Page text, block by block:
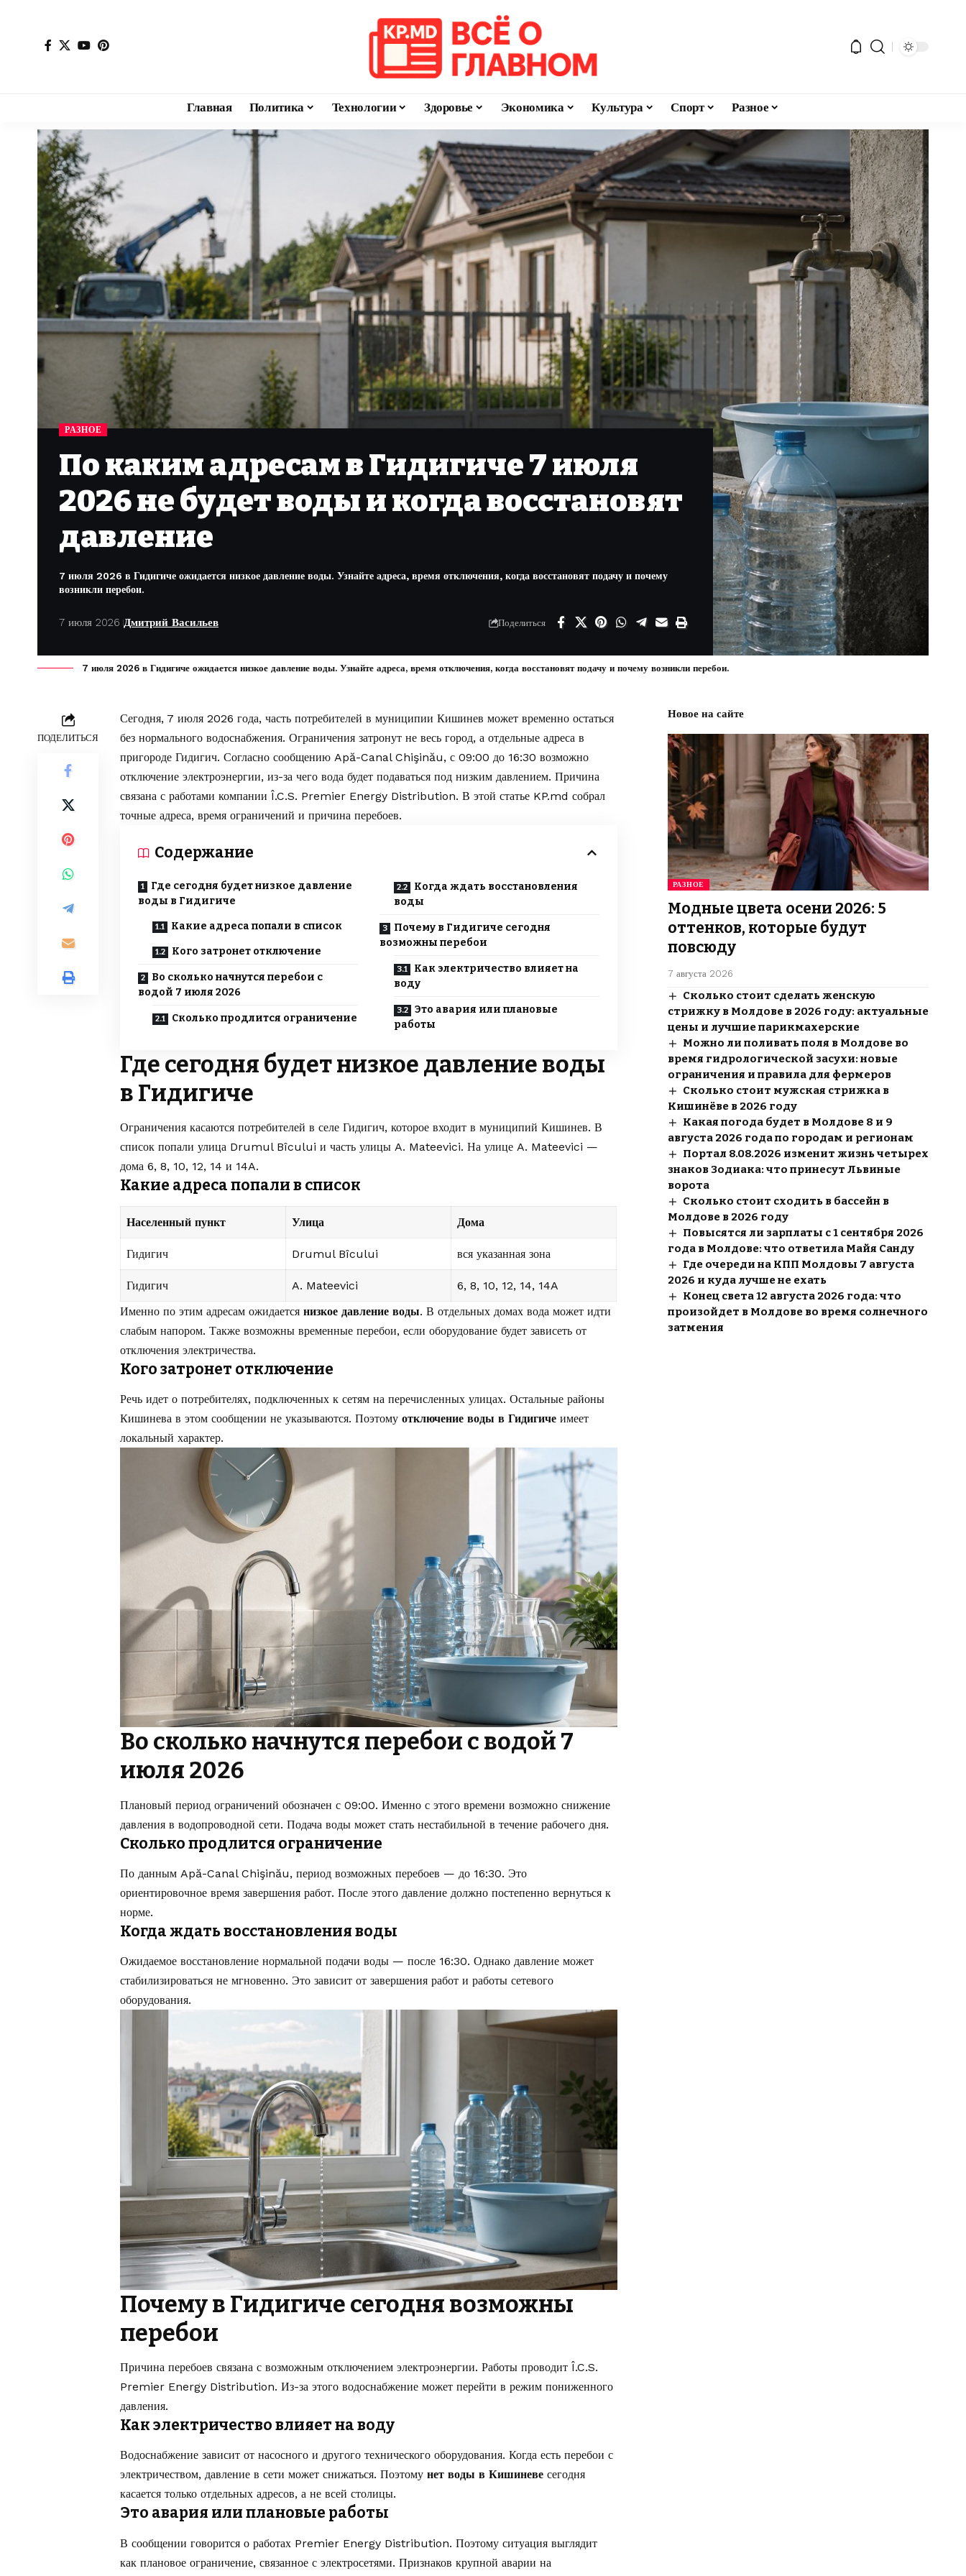
Главная Политика Технологии Здоровье Экономика Культура Спорт Разное
РАЗНОЕ
По каким адресам в Гидигиче 7 июля
2026 не будет воды и когда восстановят
давление
7 июля 2026 в Гидигиче ожидается низкое давление воды. Узнайте адреса, время отключения, когда восстановят подачу и почему
возникли перебои.
7 июля 2026 Дмитрий Васильев Поделиться
7 июля 2026 в Гидигиче ожидается низкое давление воды. Узнайте адреса, время отключения, когда восстановят подачу и почему возникли перебои.
ПОДЕЛИТЬСЯ
Сегодня, 7 июля 2026 года, часть потребителей в муниципии Кишинев может временно остаться
без нормального водоснабжения. Ограничения затронут не весь город, а отдельные адреса в
пригороде Гидигич. Согласно сообщению Apă-Canal Chişinău, с 09:00 до 16:30 возможно
отключение электроэнергии, из-за чего вода будет подаваться под низким давлением. Причина
связана с работами компании Î.C.S. Premier Energy Distribution. В этой статье KP.md собрал
точные адреса, время ограничений и причина перебоев.
Содержание
Где сегодня будет низкое давление
воды в Гидигиче
Какие адреса попали в список
Кого затронет отключение
Во сколько начнутся перебои с
водой 7 июля 2026
Сколько продлится ограничение
Когда ждать восстановления
воды
Почему в Гидигиче сегодня
возможны перебои
Как электричество влияет на
воду
Это авария или плановые
работы
Где сегодня будет низкое давление воды
в Гидигиче
Ограничения касаются потребителей в селе Гидигич, которое входит в муниципий Кишинев. В
список попали улица Drumul Bîcului и часть улицы A. Mateevici. На улице A. Mateevici —
дома 6, 8, 10, 12, 14 и 14A.
Какие адреса попали в список
Населенный пункт Улица Дома
Гидигич Drumul Bîcului вся указанная зона
Гидигич A. Mateevici
6, 8, 10, 12, 14, 14A
Именно по этим адресам ожидается низкое давление воды. В отдельных домах вода может идти
слабым напором. Также возможны временные перебои, если оборудование будет зависеть от
отключения электричества.
Кого затронет отключение
Речь идет о потребителях, подключенных к сетям на перечисленных улицах. Остальные районы
Кишинева в этом сообщении не указываются. Поэтому отключение воды в Гидигиче имеет
локальный характер.
Во сколько начнутся перебои с водой 7
июля 2026
Плановый период ограничений обозначен с 09:00. Именно с этого времени возможно снижение
давления в водопроводной сети. Подача воды может стать нестабильной в течение рабочего дня.
Сколько продлится ограничение
По данным Apă-Canal Chişinău, период возможных перебоев — до 16:30. Это
ориентировочное время завершения работ. После этого давление должно постепенно вернуться к
норме.
Когда ждать восстановления воды
Ожидаемое восстановление нормальной подачи воды — после 16:30. Однако давление может
стабилизироваться не мгновенно. Это зависит от завершения работ и работы сетевого
оборудования.
Почему в Гидигиче сегодня возможны
перебои
Причина перебоев связана с возможным отключением электроэнергии. Работы проводит Î.C.S.
Premier Energy Distribution. Из-за этого водоснабжение может перейти в режим пониженного
давления.
Как электричество влияет на воду
Водоснабжение зависит от насосного и другого технического оборудования. Когда есть перебои с
электричеством, давление в сети может снижаться. Поэтому нет воды в Кишиневе сегодня
касается только отдельных адресов, а не всей столицы.
Это авария или плановые работы
В сообщении говорится о работах Premier Energy Distribution. Поэтому ситуация выглядит
как плановое ограничение, связанное с электросетями. Признаков крупной аварии на
Новое на сайте
РАЗНОЕ
Модные цвета осени 2026: 5
оттенков, которые будут
повсюду
7 августа 2026
Сколько стоит сделать женскую
стрижку в Молдове в 2026 году: актуальные
цены и лучшие парикмахерские
Можно ли поливать поля в Молдове во
время гидрологической засухи: новые
ограничения и правила для фермеров
Сколько стоит мужская стрижка в
Кишинёве в 2026 году
Какая погода будет в Молдове 8 и 9
августа 2026 года по городам и регионам
Портал 8.08.2026 изменит жизнь четырех
знаков Зодиака: что принесут Львиные
ворота
Сколько стоит сходить в бассейн в
Молдове в 2026 году
Повысятся ли зарплаты с 1 сентября 2026
года в Молдове: что ответила Майя Санду
Где очереди на КПП Молдовы 7 августа
2026 и куда лучше не ехать
Конец света 12 августа 2026 года: что
произойдет в Молдове во время солнечного
затмения